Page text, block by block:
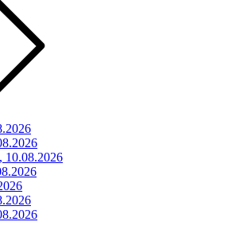
10.08.2026